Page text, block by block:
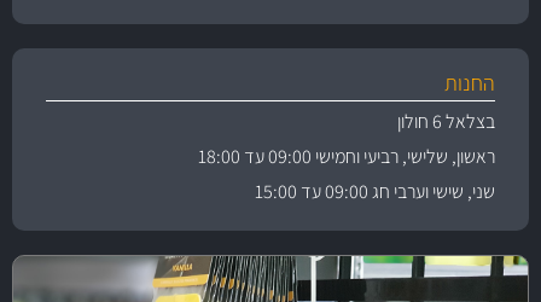
החנות
בצלאל 6 חולון
ראשון, שלישי, רביעי וחמישי 09:00 עד 18:00
שני, שישי וערבי חג 09:00 עד 15:00